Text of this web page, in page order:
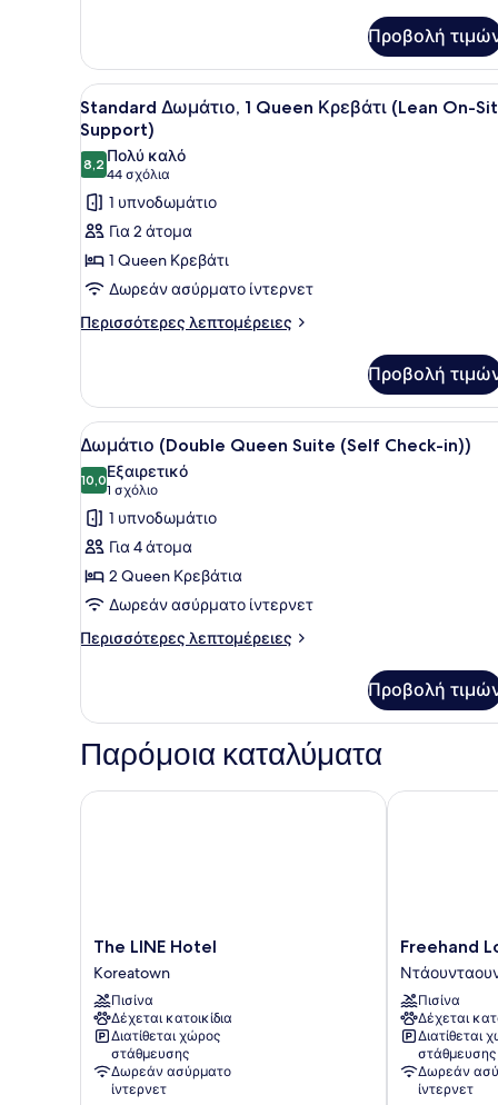
in))
(Tri
Queen
Suite
(Self
Check-
in))
Προβολή
Προβολή
όλων
των
φωτογραφιών
για
Standard
Δωμάτιο,
1
Queen
Κρεβάτι
Site
Support)
Ένα δωμάτιο ξενοδοχείου
5
Standard Δωμάτιο, 1 Queen Κρεβάτι (Lean On-
Support)
8,28,2 στα 10
Πολύ καλό
44 σχόλια
(44
σχόλια)
1 υπνοδωμάτιο
Για 2 άτομα
1 Queen Κρεβάτι
Δωρεάν ασύρματο ίντερνετ
Περισσότερες λεπτομέρειες
Περισσότερες
Δωμάτιο,
Queen
Κρεβάτι
(Lean
Site
Support)
Προβολή
Προβολή
όλων
των
φωτογραφιών
για
Δωμάτιο
(Double
Queen
Suite
in))
Ένα δωμάτιο ξενοδοχείου
5
Δωμάτιο (Double Queen Suite (Self Check-in))
10,010,0 στα 10
Εξαιρετικό
1 σχόλιο
(1
σχόλιο)
1 υπνοδωμάτιο
Για 4 άτομα
2 Queen Κρεβάτια
Δωρεάν ασύρματο ίντερνετ
Περισσότερες λεπτομέρειες
Περισσότερες
(Double
Suite
Check-
Προβολή
Παρόμοια καταλύματα
The
LINE
Hotel
Koreatown
The LINE Hotel
Koreatown
Πισίνα
Δέχεται κατοικίδια
Διατίθεται χώρος
στάθμευσης
Δωρεάν ασύρματο
ίντερνετ
The LINE Hotel
Freehand
Los
Angeles
Ντάουνταουν
Λος
Άντζελες
Freehand
Πισίνα
Δέχεται
Διατίθεται
στάθμευσης
Δωρεάν
ίντερνετ
Freehand Los